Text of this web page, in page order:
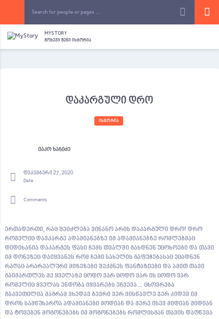
MYSTORY
ᲛᲝᲧᲔᲕᲘ ᲨᲔᲜᲘ ᲘᲡᲢᲝᲠᲘᲐ
დაკარგული დრო
ᲘᲡᲢᲝᲠᲘᲐ
იაკო ხაჩიძე
დეკემბერი 27, 2020
Date
Comments
ერთადერთი, რაც შეიძლება ვინანო არის დაკარგული დრო! დრო
რომელიც დავკარგე ადამიანებზე იმ ადამიანებზე რომლებმაც
დიდიხანია დაკარგეს ფასი ჩემს თვალში გახდნენ უცოხოები და თავი
იმ დონეზეც დაიყვანეს რომ ჩემი სახელის გაფუჭებასაც ეცადნენ
რაღაც არარეალური მიზეზები შექმნეს ფანტაზიები და ამით თავი
გაიმართლეს მე ყველაზე ცოდო ვარ ცოდო ვარ ის ცოდო ვარ
რომელიც ყველას ენდობა იყვარებს ეჩვევა… ცხოვრება
გაკვეთილია მაგრამ ვხედავ ბევრი ვერ ვისწავლე ჯერ კიდევ იმ
დროს სამწუხაროა ადამიანები მოდიან და მერე ისევ მიდიან მიდიან
და ტოვებენ მოგონებებს იმ მოგონებებს რომლისგან თავის დაღწევა